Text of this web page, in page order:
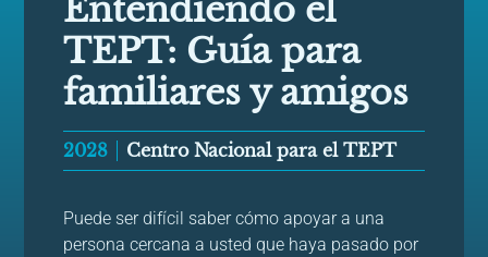
Entendiendo el
TEPT: Guía para
familiares y amigos
2028 Centro Nacional para el TEPT
Puede ser difícil saber cómo apoyar a una
persona cercana a usted que haya pasado por